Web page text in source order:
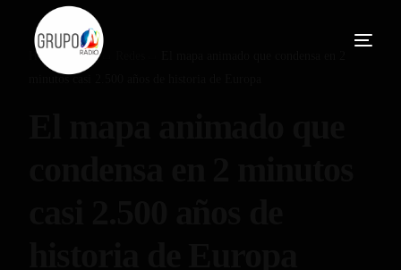
Home Blog
minutos casi 2.500 años de historia de Europa